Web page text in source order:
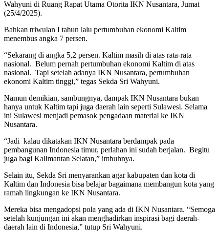
Wahyuni di Ruang Rapat Utama Otorita IKN Nusantara, Jumat
(25/4/2025).
Bahkan triwulan I tahun lalu pertumbuhan ekonomi Kaltim
menembus angka 7 persen.
“Sekarang di angka 5,2 persen. Kaltim masih di atas rata-rata
nasional. Belum pernah pertumbuhan ekonomi Kaltim di atas
nasional. Tapi setelah adanya IKN Nusantara, pertumbuhan
ekonomi Kaltim tinggi,” tegas Sekda Sri Wahyuni.
Namun demikian, sambungnya, dampak IKN Nusantara bukan
hanya untuk Kaltim tapi juga daerah lain seperti Sulawesi. Selama
ini Sulawesi menjadi pemasok pengadaan material ke IKN
Nusantara.
“Jadi kalau dikatakan IKN Nusantara berdampak pada
pembangunan Indonesia timur, perlahan ini sudah berjalan. Begitu
juga bagi Kalimantan Selatan,” imbuhnya.
Selain itu, Sekda Sri menyarankan agar kabupaten dan kota di
Kaltim dan Indonesia bisa belajar bagaimana membangun kota yang
ramah lingkungan ke IKN Nusantara.
Mereka bisa mengadopsi pola yang ada di IKN Nusantara. “Semoga
setelah kunjungan ini akan menghadirkan inspirasi bagi daerah-
daerah lain di Indonesia,” tutup Sri Wahyuni.